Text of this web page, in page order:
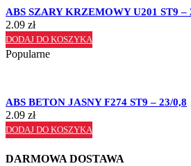
ABS SZARY KRZEMOWY U201 ST9 –
2.09 zł
DODAJ DO KOSZYKA
Popularne
ABS BETON JASNY F274 ST9 – 23/0,8
2.09 zł
DODAJ DO KOSZYKA
DARMOWA DOSTAWA